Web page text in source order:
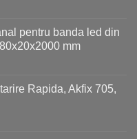
lei.
pentru banda led din
mm
Rapida, Akfix 705,